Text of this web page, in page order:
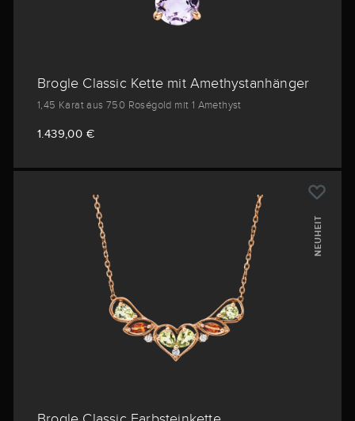
Brogle Classic Kette mit Amethystanhänger
1,45 Karat aus 750 Roségold mit 1 Amethyst
1.439,00 €
NEUHEIT